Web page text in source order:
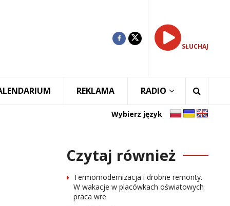
SŁUCHAJ
REKLAMA RADIO
Wybierz język
Czytaj również
Termomodernizacja i drobne remonty.
W wakacje w placówkach oświatowych
praca wre